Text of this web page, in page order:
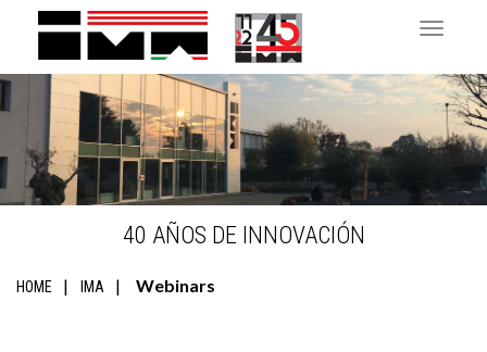
Toggle
40 AÑOS DE INNOVACIÓN
HOME IMA Webinars